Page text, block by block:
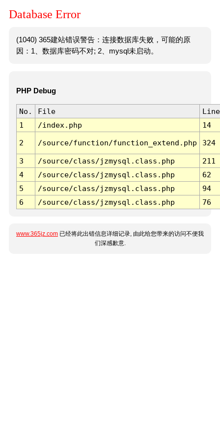
Database Error
(1040) 365建站错误警告：连接数据库失败，可能的原
因：1、数据库密码不对; 2、mysql未启动。
PHP Debug
No. File
Line
1
/index.php 14
2 /source/function/function_extend.php 324
3 /source/class/jzmysql.class.php
211
4
/source/class/jzmysql.class.php
62
5
/source/class/jzmysql.class.php
94
6
/source/class/jzmysql.class.php 76
www.365jz.com 已经将此出错信息详细记录, 由此给您带来的访问不便我
们深感歉意.